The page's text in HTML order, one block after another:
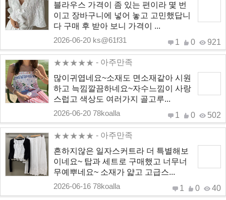
블라우스 가격이 좀 있는 편이라 몇 번
이고 장바구니에 넣어 놓고 고민했답니
다 구매 후 받아 보니 가격이 ...
2026-06-20 ks@61f31
1 0 921
- 아주만족
많이귀엽네요~소재도 면소재같아 시원
하고 늑낌깔끔하네요~자수느낌이 사랑
스럽고 색상도 여러가지 골고루...
2026-06-20 78koalla
1 0 502
- 아주만족
흔하지않은 일자스커트라 더 특별해보
이네요~ 탑과 세트로 구매했고 너무너
무예뿌네요~ 소재가 얇고 고급스...
2026-06-16 78koalla
1 0 40